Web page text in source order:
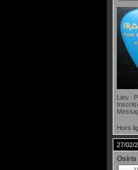
Lieu :
Hors
27/02/
Osiris